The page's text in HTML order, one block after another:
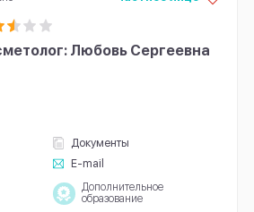
Любовь Сергеевна
Документы
E-mail
Дополнительное
образование